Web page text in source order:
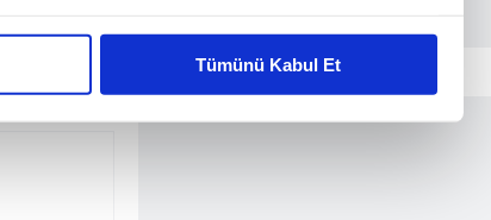
üçüncü kişilere ait çerezler kullanılmaktadır. Bu
Tümünü Kabul Et